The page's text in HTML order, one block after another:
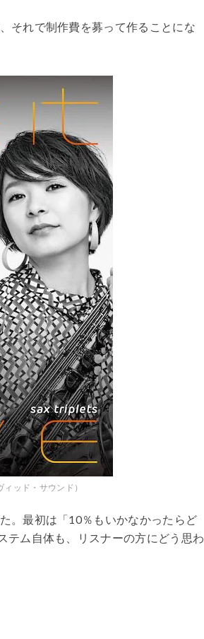
それで制作費を募って作ることにな
ッド・サウンド）
。最初は「10％もいかなかったらど
テム自体も、リスナーの方にどう思わ